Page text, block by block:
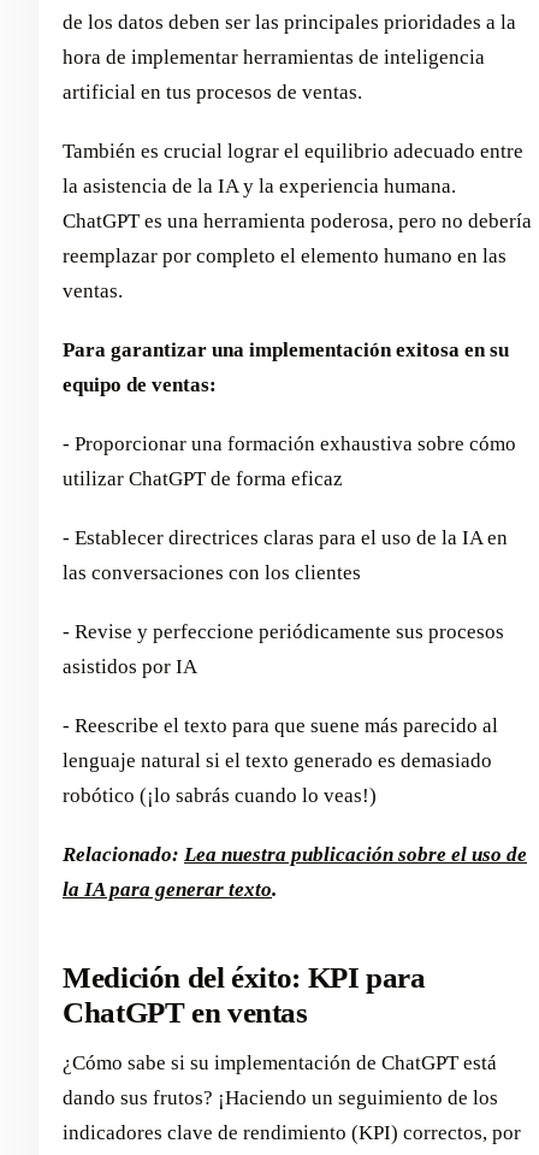
de los datos deben ser las principales prioridades a la
hora de implementar herramientas de inteligencia
artificial en tus procesos de ventas.
También es crucial lograr el equilibrio adecuado entre
la asistencia de la IA y la experiencia humana.
ChatGPT es una herramienta poderosa, pero no debería
reemplazar por completo el elemento humano en las
ventas.
Para garantizar una implementación exitosa en su
equipo de ventas:
- Proporcionar una formación exhaustiva sobre cómo
utilizar ChatGPT de forma eficaz
- Establecer directrices claras para el uso de la IA en
las conversaciones con los clientes
- Revise y perfeccione periódicamente sus procesos
asistidos por IA
- Reescribe el texto para que suene más parecido al
lenguaje natural si el texto generado es demasiado
robótico (¡lo sabrás cuando lo veas!)
Relacionado: Lea nuestra publicación sobre el uso de
la IA para generar texto.
Medición del éxito: KPI para
ChatGPT en ventas
¿Cómo sabe si su implementación de ChatGPT está
dando sus frutos? ¡Haciendo un seguimiento de los
indicadores clave de rendimiento (KPI) correctos, por